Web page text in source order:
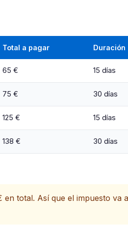
Total a pagar Duración
65 € 15 días
75 € 30 días
125 € 15 días
138 € 30 días
en total. Así que el impuesto va